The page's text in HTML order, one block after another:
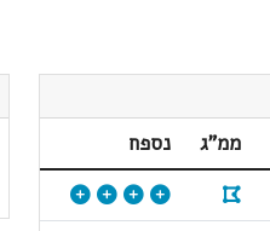
ממ"ג
נספח